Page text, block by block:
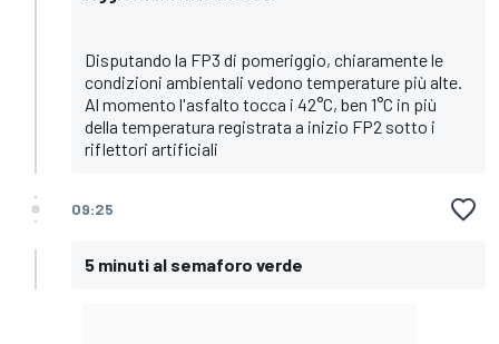
Disputando la FP3 di pomeriggio, chiaramente le
condizioni ambientali vedono temperature più alte.
Al momento l'asfalto tocca i 42°C, ben 1°C in più
della temperatura registrata a inizio FP2 sotto i
riflettori artificiali
09:25
5 minuti al semaforo verde